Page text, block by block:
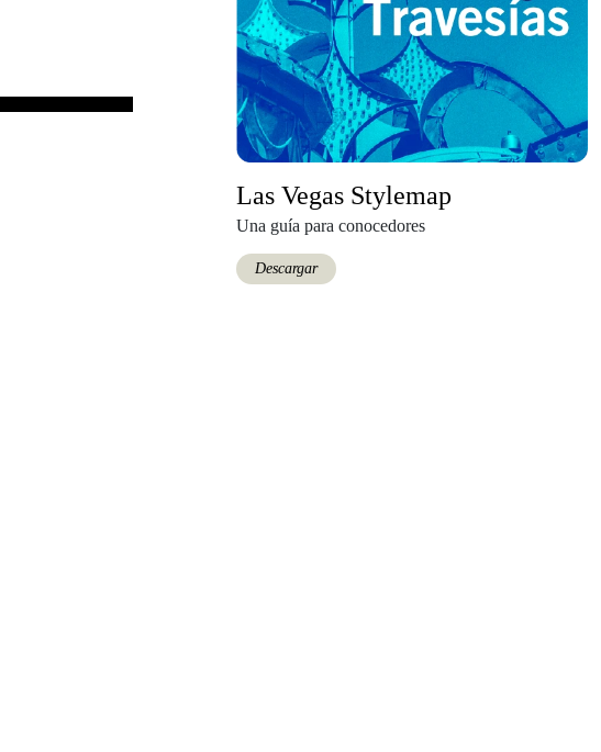
Las Vegas Stylemap
Una guía para conocedores
Descargar